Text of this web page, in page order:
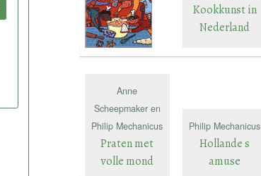
Kookkunst in
Nederland
Anne
Scheepmaker en
Philip Mechanicus
Praten met
volle mond
Philip Mechanicus
Hollande s
amuse